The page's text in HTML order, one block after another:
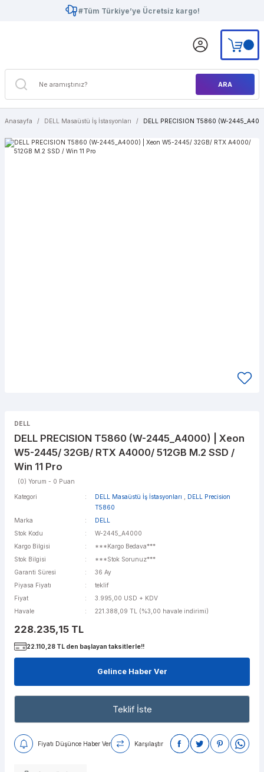
#Tüm Türkiye’ye Ücretsiz kargo!
ARA
Anasayfa DELL Masaüstü İş İstasyonları DELL PRECISION T5860 (W-
DELL
DELL PRECISION T5860 (W-2445_A4000) | Xeon
W5-2445/ 32GB/ RTX A4000/ 512GB M.2 SSD /
Win 11 Pro
(0) Yorum - 0 Puan
Kategori DELL Masaüstü İş İstasyonları
DELL Precision
T5860
Marka
DELL
Stok Kodu
W-2445_A4000
Kargo Bilgisi
***Kargo Bedava***
Stok Bilgisi
***Stok Sorunuz***
Garanti Süresi
36 Ay
Piyasa Fiyatı
teklif
Fiyat
3.995,00 USD + KDV
Havale
221.388,09 TL (%3,00 havale indirimi)
228.235,15 TL
22.110,28 TL den başlayan taksitlerle!!
Gelince Haber Ver
Teklif İste
Fiyatı Düşünce Haber Ver Karşılaştır